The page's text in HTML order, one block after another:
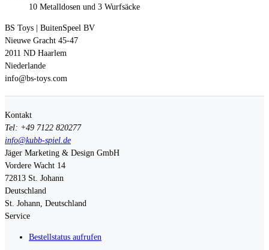
10 Metalldosen und 3 Wurfsäcke
BS Toys | BuitenSpeel BV
Nieuwe Gracht 45-47
2011 ND Haarlem
Niederlande
info@bs-toys.com
Kontakt
Tel: +49 7122 820277
info@kubb-spiel.de
Jäger Marketing & Design GmbH
Vordere Wacht 14
72813 St. Johann
Deutschland
St. Johann, Deutschland
Service
Bestellstatus aufrufen